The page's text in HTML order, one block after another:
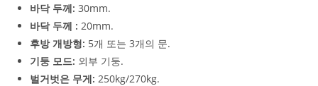
바닥 두께: 30mm.
바닥 두께 : 20mm.
후방 개방형: 5개 또는 3개의 문.
기둥 모드: 외부 기둥.
벌거벗은 무게: 250kg/270kg.